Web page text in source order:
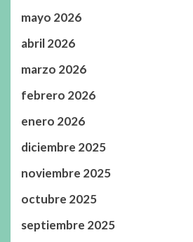
mayo 2026
abril 2026
marzo 2026
febrero 2026
enero 2026
diciembre 2025
noviembre 2025
octubre 2025
septiembre 2025